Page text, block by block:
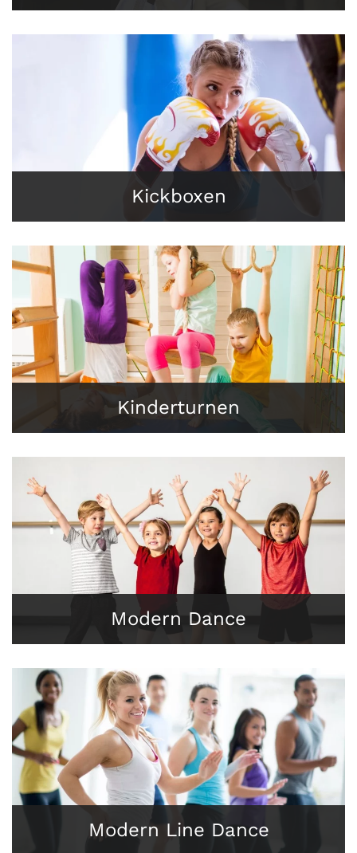
Kickboxen
Kinderturnen
Modern Dance
Modern Line Dance